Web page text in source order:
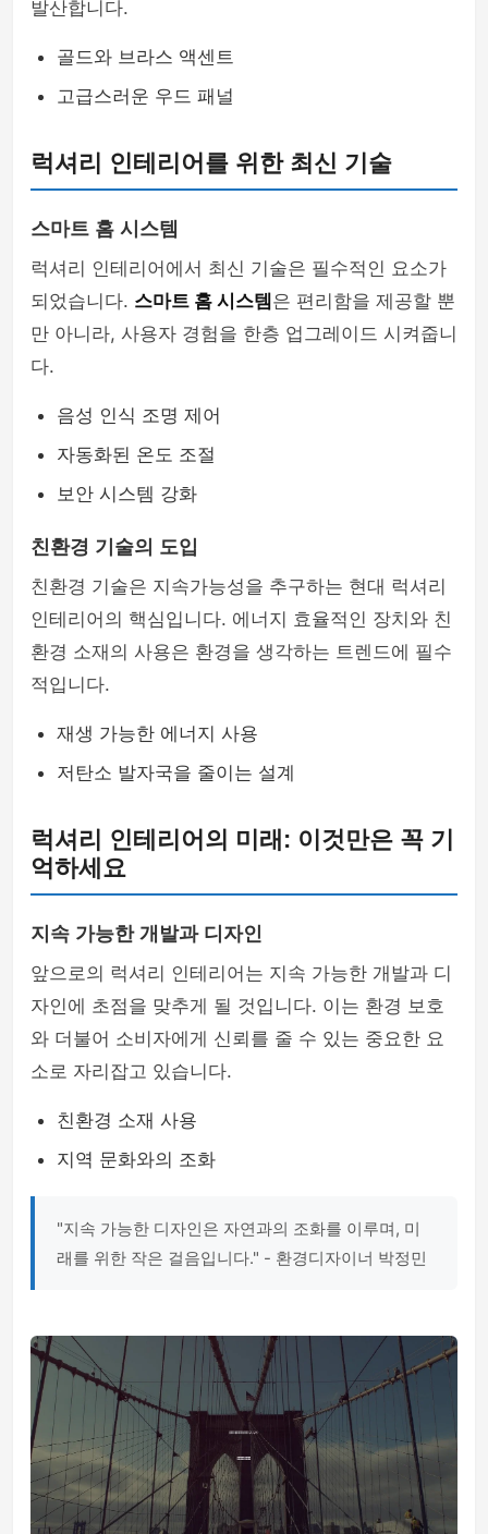
발산합니다.
골드와 브라스 액센트
고급스러운 우드 패널
럭셔리 인테리어를 위한 최신 기술
스마트 홈 시스템
럭셔리 인테리어에서 최신 기술은 필수적인 요소가
되었습니다. 스마트 홈 시스템 은 편리함을 제공할 뿐
만 아니라, 사용자 경험을 한층 업그레이드 시켜줍니
다.
음성 인식 조명 제어
자동화된 온도 조절
보안 시스템 강화
친환경 기술의 도입
친환경 기술은 지속가능성을 추구하는 현대 럭셔리
인테리어의 핵심입니다. 에너지 효율적인 장치와 친
환경 소재의 사용은 환경을 생각하는 트렌드에 필수
적입니다.
재생 가능한 에너지 사용
저탄소 발자국을 줄이는 설계
럭셔리 인테리어의 미래: 이것만은 꼭 기
억하세요
지속 가능한 개발과 디자인
앞으로의 럭셔리 인테리어는 지속 가능한 개발과 디
자인에 초점을 맞추게 될 것입니다. 이는 환경 보호
와 더불어 소비자에게 신뢰를 줄 수 있는 중요한 요
소로 자리잡고 있습니다.
친환경 소재 사용
지역 문화와의 조화
"지속 가능한 디자인은 자연과의 조화를 이루며, 미
래를 위한 작은 걸음입니다." - 환경디자이너 박정민